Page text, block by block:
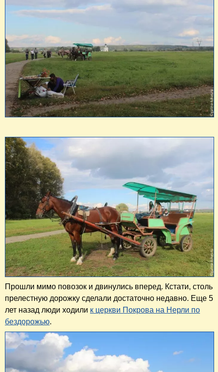
Прошли мимо повозок и двинулись вперед. Кстати, столь
прелестную дорожку сделали достаточно недавно. Еще 5
лет назад люди ходили к церкви Покрова на Нерли по
бездорожью.